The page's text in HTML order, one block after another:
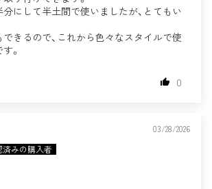
にして半土間で使いましたが、とてもい
きるので、これから色々なスタイルで使
。
0
03/28/2026